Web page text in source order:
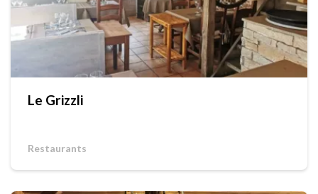
Le Grizzli
Restaurants